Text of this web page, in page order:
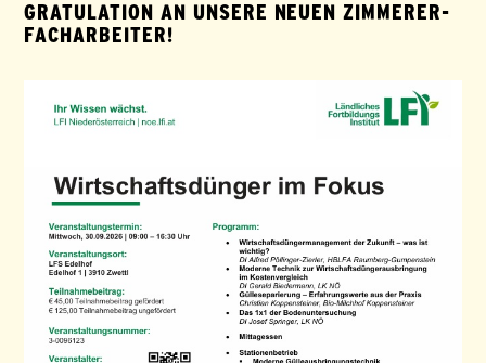
GRATULATION AN UNSERE NEUEN ZIMMERER-
FACHARBEITER!